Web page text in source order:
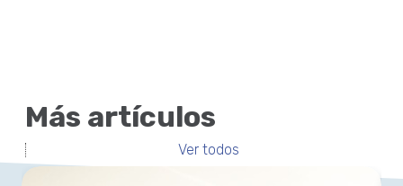
Más artículos
Ver todos